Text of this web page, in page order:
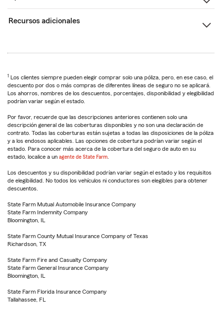
Recursos adicionales
1 Los clientes siempre pueden elegir comprar solo una póliza, pero, en ese caso, el
descuento por dos o más compras de diferentes líneas de seguro no se aplicará.
Los ahorros, nombres de los descuentos, porcentajes, disponibilidad y elegibilidad
podrían variar según el estado.
Por favor, recuerde que las descripciones anteriores contienen solo una
descripción general de las coberturas disponibles y no son una declaración de
contrato. Todas las coberturas están sujetas a todas las disposiciones de la póliza
y a los endosos aplicables. Las opciones de cobertura podrían variar según el
estado. Para conocer más acerca de la cobertura del seguro de auto en su
estado, localice a un agente de State Farm
Los descuentos y su disponibilidad podrían variar según el estado y los requisitos
de elegibilidad. No todos los vehículos ni conductores son elegibles para obtener
descuentos.
State Farm Mutual Automobile Insurance Company
State Farm Indemnity Company
Bloomington, IL
State Farm County Mutual Insurance Company of Texas
Richardson, TX
State Farm Fire and Casualty Company
State Farm General Insurance Company
Bloomington, IL
State Farm Florida Insurance Company
Tallahassee, FL